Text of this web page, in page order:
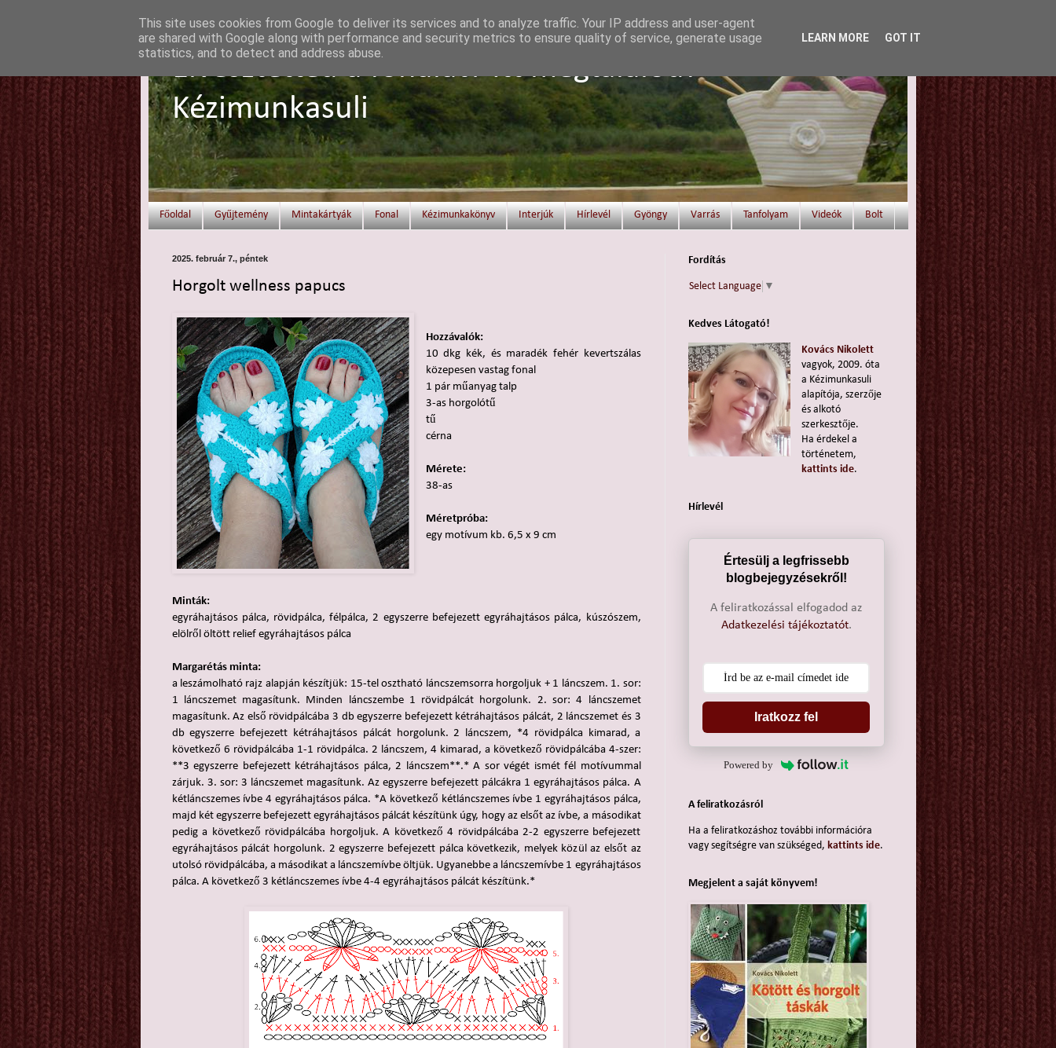
Elvesztetted a fonalat? Itt megtalálod!
Kézimunkasuli
Főoldal Gyűjtemény Mintakártyák Fonal Kézimunkakönyv Interjúk Hírlevél Gyöngy Varrás Tanfolyam Videók Bolt
2025. február 7., péntek
Horgolt wellness papucs
Hozzávalók:
10 dkg kék, és maradék fehér kevertszálas
közepesen vastag fonal
1 pár műanyag talp
3-as horgolótű
tű
cérna
Mérete:
38-as
Méretpróba:
egy motívum kb. 6,5 x 9 cm
Minták:
egyráhajtásos pálca, rövidpálca, félpálca, 2 egyszerre befejezett egyráhajtásos pálca, kúszószem,
elölről öltött relief egyráhajtásos pálca
Margarétás minta:
a leszámolható rajz alapján készítjük: 15-tel osztható láncszemsorra horgoljuk + 1 láncszem. 1. sor:
1 láncszemet magasítunk. Minden láncszembe 1 rövidpálcát horgolunk. 2. sor: 4 láncszemet
magasítunk. Az első rövidpálcába 3 db egyszerre befejezett kétráhajtásos pálcát, 2 láncszemet és 3
db egyszerre befejezett kétráhajtásos pálcát horgolunk. 2 láncszem, *4 rövidpálca kimarad, a
következő 6 rövidpálcába 1-1 rövidpálca. 2 láncszem, 4 kimarad, a következő rövidpálcába 4-szer:
**3 egyszerre befejezett kétráhajtásos pálca, 2 láncszem**.* A sor végét ismét fél motívummal
zárjuk. 3. sor: 3 láncszemet magasítunk. Az egyszerre befejezett pálcákra 1 egyráhajtásos pálca. A
kétláncszemes ívbe 4 egyráhajtásos pálca. *A következő kétláncszemes ívbe 1 egyráhajtásos pálca,
majd két egyszerre befejezett egyráhajtásos pálcát készítünk úgy, hogy az elsőt az ívbe, a másodikat
pedig a következő rövidpálcába horgoljuk. A következő 4 rövidpálcába 2-2 egyszerre befejezett
egyráhajtásos pálcát horgolunk. 2 egyszerre befejezett pálca következik, melyek közül az elsőt az
utolsó rövidpálcába, a másodikat a láncszemívbe öltjük. Ugyanebbe a láncszemívbe 1 egyráhajtásos
pálca. A következő 3 kétláncszemes ívbe 4-4 egyráhajtásos pálcát készítünk.*
Fordítás
Select Language ▼
Kedves Látogató!
Kovács Nikolett
vagyok, 2009. óta
a Kézimunkasuli
alapítója, szerzője
és alkotó
szerkesztője.
Ha érdekel a
történetem,
kattints ide.
Hírlevél
Értesülj a legfrissebb
blogbejegyzésekről!
A feliratkozással elfogadod az
Adatkezelési tájékoztatót.
Iratkozz fel
Powered by
A feliratkozásról
Ha a feliratkozáshoz további információra
vagy segítségre van szükséged, kattints ide.
Megjelent a saját könyvem!
This site uses cookies from Google to deliver its services and to analyze traffic. Your IP address and user-agent
are shared with Google along with performance and security metrics to ensure quality of service, generate usage
statistics, and to detect and address abuse.
LEARN MORE GOT IT